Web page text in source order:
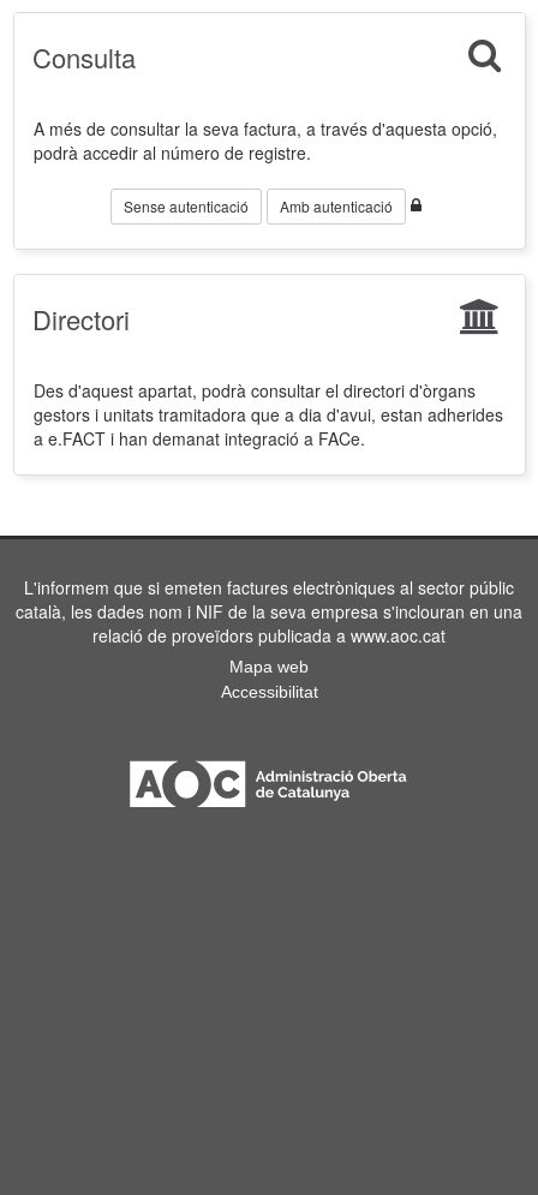
Consulta
A més de consultar la seva factura, a través d'aquesta opció,
podrà accedir al número de registre.
Sense autenticació Amb autenticació
Directori
Des d'aquest apartat, podrà consultar el directori d'òrgans
gestors i unitats tramitadora que a dia d'avui, estan adherides
a e.FACT i han demanat integració a FACe.
L'informem que si emeten factures electròniques al sector públic
català, les dades nom i NIF de la seva empresa s'inclouran en una
relació de proveïdors publicada a www.aoc.cat
Mapa web
Accessibilitat